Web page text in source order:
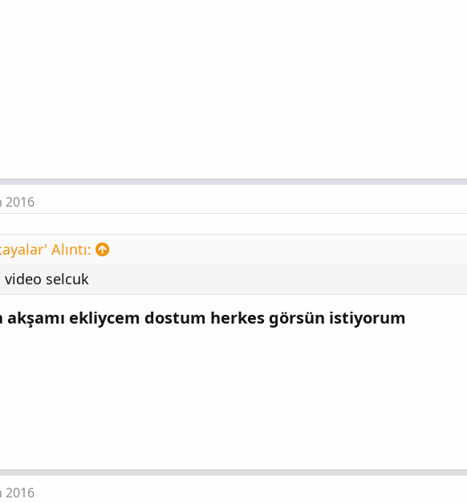
2016
Alıntı:
video selcuk
akşamı ekliycem dostum herkes görsün istiyorum
2016